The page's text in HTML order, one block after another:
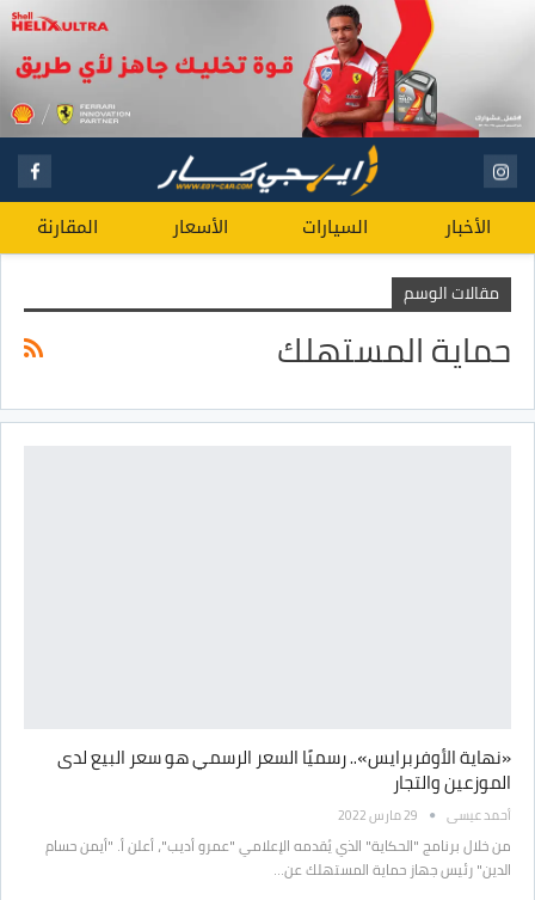
الأخبار السيارات الأسعار المقارنة
مقالات الوسم
حماية المستهلك
«نهاية الأوفربرايس».. رسميًا السعر الرسمي هو سعر البيع لدى
الموزعين والتجار
أحمد عيسى 29 مارس 2022
من خلال برنامج "الحكاية" الذي يُقدمه الإعلامي "عمرو أديب"، أعلن أ. "أيمن حسام
الدين" رئيس جهاز حماية المستهلك عن…